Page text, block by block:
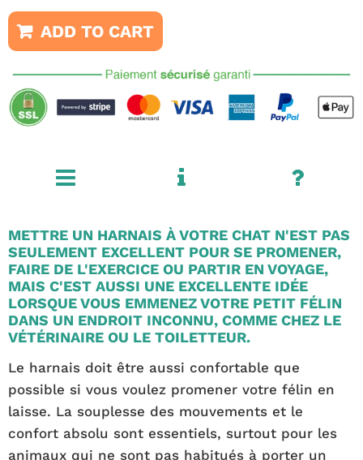
ADD TO CART
METTRE UN HARNAIS À VOTRE CHAT N'EST PAS
SEULEMENT EXCELLENT POUR SE PROMENER,
FAIRE DE L'EXERCICE OU PARTIR EN VOYAGE,
MAIS C'EST AUSSI UNE EXCELLENTE IDÉE
LORSQUE VOUS EMMENEZ VOTRE PETIT FÉLIN
DANS UN ENDROIT INCONNU, COMME CHEZ LE
VÉTÉRINAIRE OU LE TOILETTEUR.
Le harnais doit être aussi confortable que
possible si vous voulez promener votre félin en
laisse. La souplesse des mouvements et le
confort absolu sont essentiels, surtout pour les
animaux qui ne sont pas habitués à porter un